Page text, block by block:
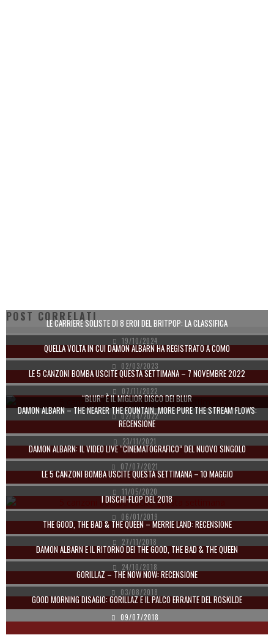
POST CORRELATI
LE CARRIERE SOLISTE DI 8 EROI DEL BRITPOP: LA CLASSIFICA
19/10/2024
QUELLA VOLTA IN CUI DAMON ALBARN HA REGISTRATO A COMO
02/03/2023
LE 5 CANZONI BOMBA USCITE QUESTA SETTIMANA – 7 NOVEMBRE 2022
07/11/2022
“BLUR” È IL MIGLIOR DISCO DEI BLUR
02/04/2022
DAMON ALBARN – THE NEARER THE FOUNTAIN, MORE PURE THE STREAM FLOWS:
RECENSIONE
23/11/2021
DAMON ALBARN: IL VIDEO LIVE “CINEMATOGRAFICO” DEL NUOVO SINGOLO
07/07/2021
LE 5 CANZONI BOMBA USCITE QUESTA SETTIMANA – 10 MAGGIO
11/05/2020
I DISCHI-FLOP DEL 2018
06/01/2019
THE GOOD, THE BAD & THE QUEEN – MERRIE LAND: RECENSIONE
27/11/2018
DAMON ALBARN E IL RITORNO DEI THE GOOD, THE BAD & THE QUEEN
24/10/2018
GORILLAZ – THE NOW NOW: RECENSIONE
03/08/2018
GOOD MORNING DISAGIO: GORILLAZ E IL PALCO ERRANTE DEL ROSKILDE
09/07/2018